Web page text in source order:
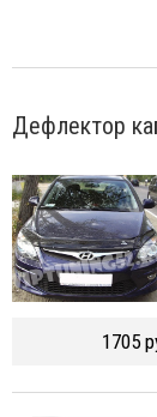
Дефлектор
1705